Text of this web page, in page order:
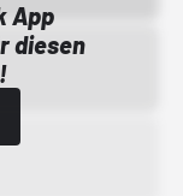
App
diesen